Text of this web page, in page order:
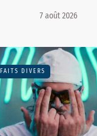
7 août 2026
FAITS DIVERS